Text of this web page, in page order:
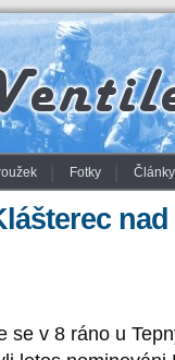
Fotky Články
se v 8 ráno u